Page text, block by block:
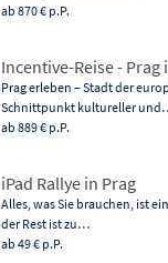
ab 870 € p.P.
Incentive-Reise -
Prag erleben – Stadt der
Schnittpunkt kultureller
ab 889 € p.P.
iPad Rallye in Prag
Alles, was Sie brauchen, ist
der Rest ist zu…
ab 49 € p.P.